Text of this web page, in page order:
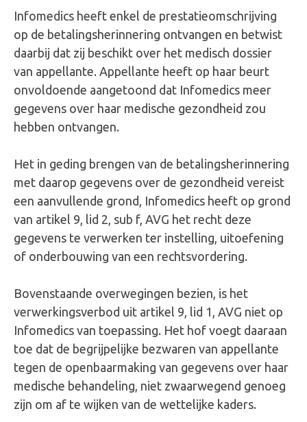
Infomedics heeft enkel de prestatieomschrijving
op de betalingsherinnering ontvangen en betwist
daarbij dat zij beschikt over het medisch dossier
van appellante. Appellante heeft op haar beurt
onvoldoende aangetoond dat Infomedics meer
gegevens over haar medische gezondheid zou
hebben ontvangen.
Het in geding brengen van de betalingsherinnering
met daarop gegevens over de gezondheid vereist
een aanvullende grond, Infomedics heeft op grond
van artikel 9, lid 2, sub f, AVG het recht deze
gegevens te verwerken ter instelling, uitoefening
of onderbouwing van een rechtsvordering.
Bovenstaande overwegingen bezien, is het
verwerkingsverbod uit artikel 9, lid 1, AVG niet op
Infomedics van toepassing. Het hof voegt daaraan
toe dat de begrijpelijke bezwaren van appellante
tegen de openbaarmaking van gegevens over haar
medische behandeling, niet zwaarwegend genoeg
zijn om af te wijken van de wettelijke kaders.